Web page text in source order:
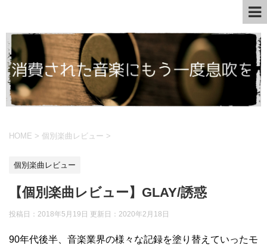
HOME > 個別楽曲レビュー >
個別楽曲レビュー
【個別楽曲レビュー】GLAY/誘惑
投稿日：2018年5月19日 更新日： 2020年2月18日
90年代後半、音楽業界の様々な記録を塗り替えていったモ